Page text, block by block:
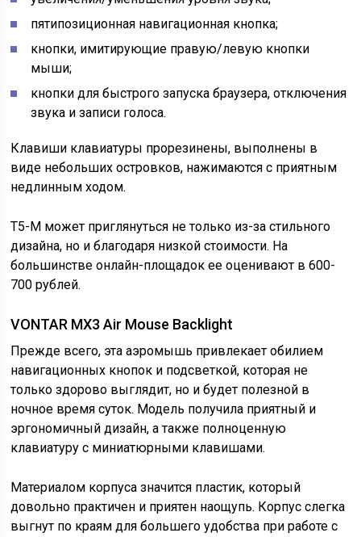
пятипозиционная навигационная кнопка;
кнопки, имитирующие правую/левую кнопки
мыши;
кнопки для быстрого запуска браузера, отключения
звука и записи голоса.
Клавиши клавиатуры прорезинены, выполнены в
виде небольших островков, нажимаются с приятным
недлинным ходом.
T5-M может приглянуться не только из-за стильного
дизайна, но и благодаря низкой стоимости. На
большинстве онлайн-площадок ее оценивают в 600-
700 рублей.
VONTAR MX3 Air Mouse Backlight
Прежде всего, эта аэромышь привлекает обилием
навигационных кнопок и подсветкой, которая не
только здорово выглядит, но и будет полезной в
ночное время суток. Модель получила приятный и
эргономичный дизайн, а также полноценную
клавиатуру с миниатюрными клавишами.
Материалом корпуса значится пластик, который
довольно практичен и приятен наощупь. Корпус слегка
выгнут по краям для большего удобства при работе с